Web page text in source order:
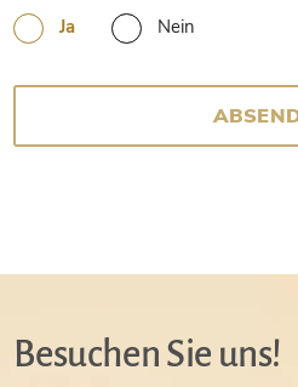
Ja
Nein
Besuchen Sie uns!